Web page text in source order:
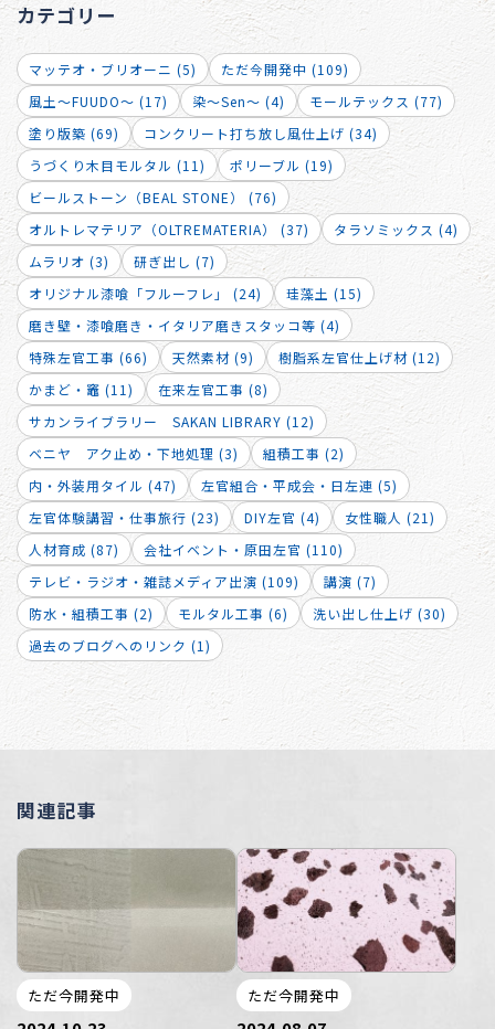
カテゴリー
マッテオ・ブリオーニ (5)
ただ今開発中 (109)
風土～FUUDO～ (17)
染～Sen～ (4)
モールテックス (77)
塗り版築 (69)
コンクリート打ち放し風仕上げ (34)
うづくり木目モルタル (11)
ポリーブル (19)
ビールストーン（BEAL STONE） (76)
オルトレマテリア（OLTREMATERIA） (37)
タラソミックス (4)
ムラリオ (3)
研ぎ出し (7)
オリジナル漆喰「フルーフレ」 (24)
珪藻土 (15)
磨き壁・漆喰磨き・イタリア磨きスタッコ等 (4)
特殊左官工事 (66)
天然素材 (9)
樹脂系左官仕上げ材 (12)
かまど・竈 (11)
在来左官工事 (8)
サカンライブラリー SAKAN LIBRARY (12)
ベニヤ アク止め・下地処理 (3)
組積工事 (2)
内・外装用タイル (47)
左官組合・平成会・日左連 (5)
左官体験講習・仕事旅行 (23)
DIY左官 (4)
女性職人 (21)
人材育成 (87)
会社イベント・原田左官 (110)
テレビ・ラジオ・雑誌メディア出演 (109)
講演 (7)
防水・組積工事 (2)
モルタル工事 (6)
洗い出し仕上げ (30)
過去のブログへのリンク (1)
関連記事
ただ今開発中 ただ今開発中